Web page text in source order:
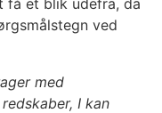
ved
med
I kan